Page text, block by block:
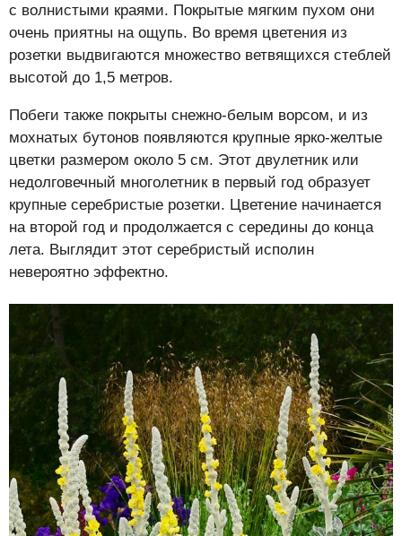
с волнистыми краями. Покрытые мягким пухом они
очень приятны на ощупь. Во время цветения из
розетки выдвигаются множество ветвящихся стеблей
высотой до 1,5 метров.
Побеги также покрыты снежно-белым ворсом, и из
мохнатых бутонов появляются крупные ярко-желтые
цветки размером около 5 см. Этот двулетник или
недолговечный многолетник в первый год образует
крупные серебристые розетки. Цветение начинается
на второй год и продолжается с середины до конца
лета. Выглядит этот серебристый исполин
невероятно эффектно.